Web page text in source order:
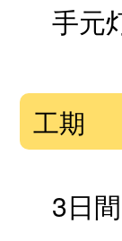
手元
工期
3日間